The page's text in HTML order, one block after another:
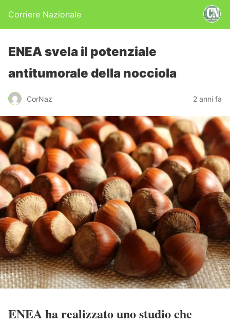
Corriere Nazionale
ENEA svela il potenziale
antitumorale della nocciola
CorNaz 2 anni fa
ENEA ha realizzato uno studio che